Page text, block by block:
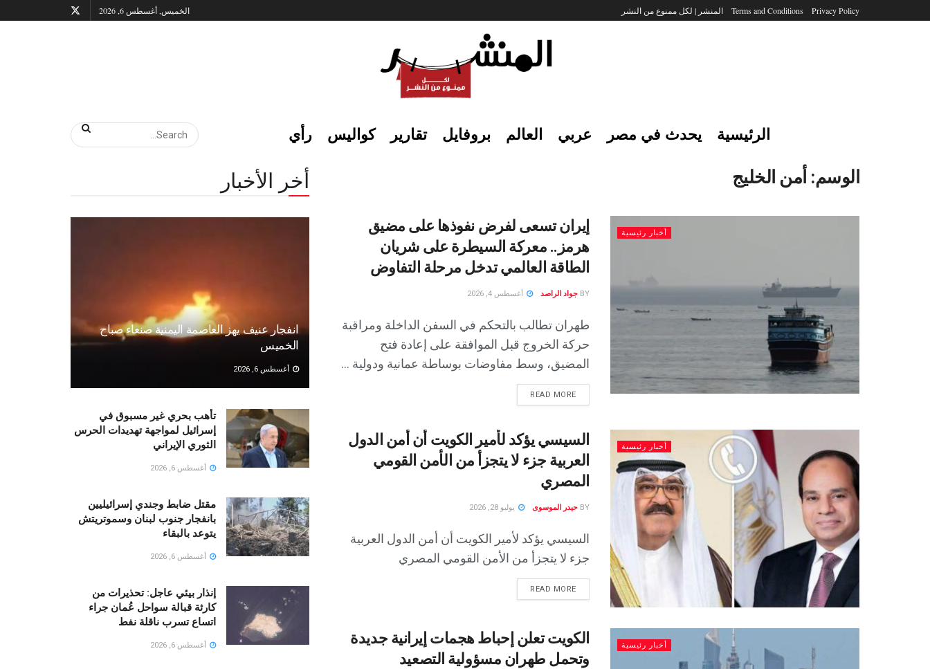
Privacy Policy
Terms and Conditions المنشر | لكل ممنوع من النشر الخميس, أغسطس 6, 2026
الرئيسية يحدث في مصر عربي العالم بروفايل تقارير كواليس رأي
الوسم: أمن الخليج
أخبار رئيسية
إيران تسعى لفرض نفوذها على مضيق
هرمز.. معركة السيطرة على شريان
الطاقة العالمي تدخل مرحلة التفاوض
BY جواد الراصد أغسطس 4, 2026
طهران تطالب بالتحكم في السفن الداخلة ومراقبة
حركة الخروج قبل الموافقة على إعادة فتح
المضيق، وسط مفاوضات بوساطة عمانية ودولية ...
READ MORE
أخبار رئيسية
السيسي يؤكد لأمير الكويت أن أمن الدول
العربية جزء لا يتجزأ من الأمن القومي
المصري
BY حيدر الموسوى يوليو 28, 2026
السيسي يؤكد لأمير الكويت أن أمن الدول العربية
جزء لا يتجزأ من الأمن القومي المصري
READ MORE
أخبار رئيسية
الكويت تعلن إحباط هجمات إيرانية جديدة
وتحمل طهران مسؤولية التصعيد
أخر الأخبار
انفجار عنيف يهز العاصمة اليمنية صنعاء صباح
الخميس
أغسطس 6, 2026
تأهب بحري غير مسبوق في
إسرائيل لمواجهة تهديدات الحرس
الثوري الإيراني
أغسطس 6, 2026
مقتل ضابط وجندي إسرائيليين
بانفجار جنوب لبنان وسموتريتش
يتوعد بالبقاء
أغسطس 6, 2026
إنذار بيئي عاجل: تحذيرات من
كارثة قبالة سواحل عُمان جراء
اتساع تسرب ناقلة نفط
أغسطس 6, 2026